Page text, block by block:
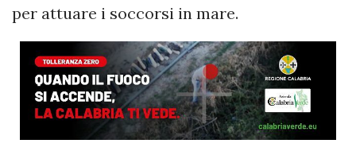
per attuare i soccorsi in mare.